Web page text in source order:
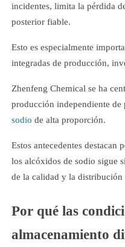
incidentes, limita la pérdida
posterior fiable.
Esto es especialmente
integradas de producción,
Zhenfeng Chemical se ha
producción independiente de
sodio de alta proporción.
Estos antecedentes destacan
los alcóxidos de sodio sigue
de la calidad y la distribución
Por qué las
almacenamiento